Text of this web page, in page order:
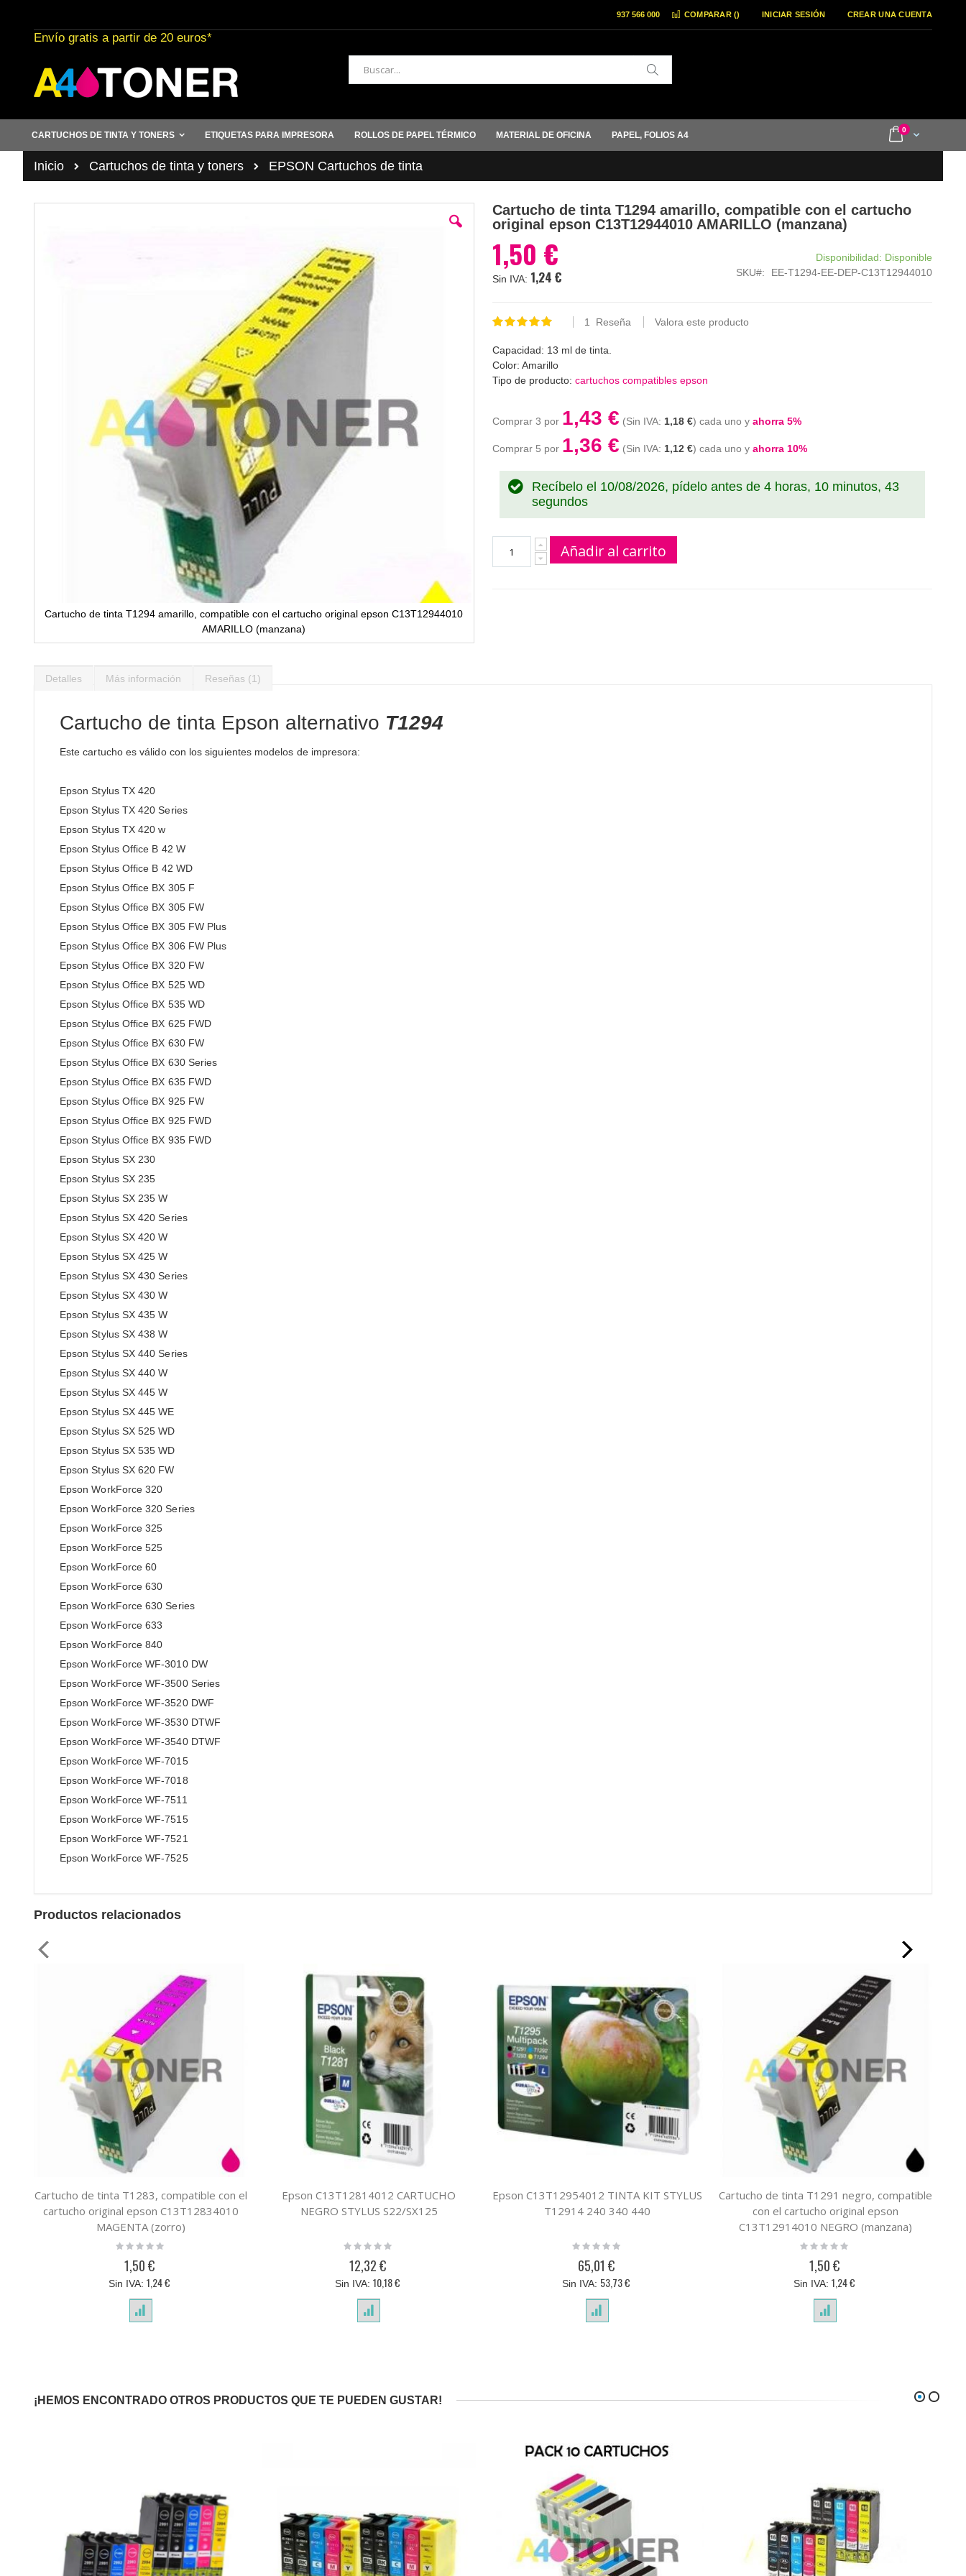
al
contenido
COMPARAR () INICIAR SESIÓN CREAR UNA CUENTA
937 566 000
Envío gratis a partir de 20 euros*
Buscar
Cart
0items
CARTUCHOS DE TINTA Y TONERS ETIQUETAS PARA IMPRESORA ROLLOS DE PAPEL TÉRMICO MATERIAL DE OFICINA PAPEL, FOLIOS A4
Inicio Cartuchos de tinta y toners EPSON Cartuchos de tinta
Cartucho de tinta T1294 amarillo, compatible con el cartucho original epson C13T12944010
AMARILLO (manzana)
comienzo
galería
imágenes
Cartucho de tinta T1294 amarillo, compatible con el cartucho
original epson C13T12944010 AMARILLO (manzana)
1,50 €
1,24 €
Disponibilidad: Disponible
SKU
EE-T1294-EE-DEP-C13T12944010
Valoración:
1 Reseña Valora este producto
Capacidad: 13 ml de tinta.
Color: Amarillo
Tipo de producto: cartuchos compatibles epson
Comprar 3 por 1,43 € 1,18 € cada uno y ahorra 5%
Comprar 5 por 1,36 € 1,12 € cada uno y ahorra 10%
Recíbelo el 10/08/2026, pídelo antes de 4 horas, 10 minutos, 42
segundos
Añadir al carrito
Detalles
Cartucho de tinta Epson alternativo T1294
Este cartucho es válido con los siguientes modelos de impresora:
Epson Stylus TX 420
Epson Stylus TX 420 Series
Epson Stylus TX 420 w
Epson Stylus Office B 42 W
Epson Stylus Office B 42 WD
Epson Stylus Office BX 305 F
Epson Stylus Office BX 305 FW
Epson Stylus Office BX 305 FW Plus
Epson Stylus Office BX 306 FW Plus
Epson Stylus Office BX 320 FW
Epson Stylus Office BX 525 WD
Epson Stylus Office BX 535 WD
Epson Stylus Office BX 625 FWD
Epson Stylus Office BX 630 FW
Epson Stylus Office BX 630 Series
Epson Stylus Office BX 635 FWD
Epson Stylus Office BX 925 FW
Epson Stylus Office BX 925 FWD
Epson Stylus Office BX 935 FWD
Epson Stylus SX 230
Epson Stylus SX 235
Epson Stylus SX 235 W
Epson Stylus SX 420 Series
Epson Stylus SX 420 W
Epson Stylus SX 425 W
Epson Stylus SX 430 Series
Epson Stylus SX 430 W
Epson Stylus SX 435 W
Epson Stylus SX 438 W
Epson Stylus SX 440 Series
Epson Stylus SX 440 W
Epson Stylus SX 445 W
Epson Stylus SX 445 WE
Epson Stylus SX 525 WD
Epson Stylus SX 535 WD
Epson Stylus SX 620 FW
Epson WorkForce 320
Epson WorkForce 320 Series
Epson WorkForce 325
Epson WorkForce 525
Epson WorkForce 60
Epson WorkForce 630
Epson WorkForce 630 Series
Epson WorkForce 633
Epson WorkForce 840
Epson WorkForce WF-3010 DW
Epson WorkForce WF-3500 Series
Epson WorkForce WF-3520 DWF
Epson WorkForce WF-3530 DTWF
Epson WorkForce WF-3540 DTWF
Epson WorkForce WF-7015
Epson WorkForce WF-7018
Epson WorkForce WF-7511
Epson WorkForce WF-7515
Epson WorkForce WF-7521
Epson WorkForce WF-7525
Más información Reseñas 1
Productos relacionados
Cartucho de tinta T1283, compatible con el
cartucho original epson C13T12834010
MAGENTA (zorro)
Rating:
1,50 €
1,24 €
Epson C13T12814012 CARTUCHO
NEGRO STYLUS S22/SX125
Rating:
12,32 €
10,18 €
Epson C13T12954012 TINTA KIT STYLUS
T12914 240 340 440
Rating:
65,01 €
53,73 €
Cartucho de tinta T1291 negro, compatible
con el cartucho original epson
C13T12914010 NEGRO (manzana)
Rating:
1,50 €
1,24 €
¡HEMOS ENCONTRADO OTROS PRODUCTOS QUE TE PUEDEN GUSTAR!